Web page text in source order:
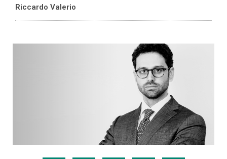
Riccardo Valerio